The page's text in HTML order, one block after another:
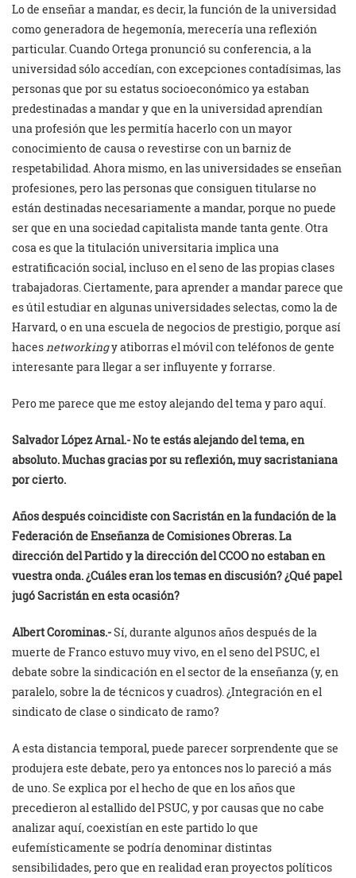
Lo de enseñar a mandar, es decir, la función de la universidad
como generadora de hegemonía, merecería una reflexión
particular. Cuando Ortega pronunció su conferencia, a la
universidad sólo accedían, con excepciones contadísimas, las
personas que por su estatus socioeconómico ya estaban
predestinadas a mandar y que en la universidad aprendían
una profesión que les permitía hacerlo con un mayor
conocimiento de causa o revestirse con un barniz de
respetabilidad. Ahora mismo, en las universidades se enseñan
profesiones, pero las personas que consiguen titularse no
están destinadas necesariamente a mandar, porque no puede
ser que en una sociedad capitalista mande tanta gente. Otra
cosa es que la titulación universitaria implica una
estratificación social, incluso en el seno de las propias clases
trabajadoras. Ciertamente, para aprender a mandar parece que
es útil estudiar en algunas universidades selectas, como la de
Harvard, o en una escuela de negocios de prestigio, porque así
hacesnetworkingy atiborras el móvil con teléfonos de gente
interesante para llegar a ser influyente y forrarse.
Pero me parece que me estoy alejando del tema y paro aquí.
Salvador López Arnal.-No te estás alejando del tema, en
absoluto. Muchas gracias por su reflexión, muy sacristaniana
por cierto.
Años después coincidiste con Sacristánen la fundación de la
Federación de Enseñanza de Comisiones Obreras. La
dirección del Partido y la dirección del CCOO no estaban en
vuestra onda. ¿Cuáles eran los temas en discusión? ¿Qué papel
jugó Sacristán en esta ocasión?
Albert Corominas.-Sí, durante algunos años después de la
muerte de Franco estuvo muy vivo, en el seno del PSUC, el
debate sobre la sindicación en el sector de la enseñanza (y, en
paralelo, sobre la de técnicos y cuadros). ¿Integración en el
sindicato de clase o sindicato de ramo?
A esta distancia temporal, puede parecer sorprendente que se
produjera este debate, pero ya entonces nos lo pareció a más
de uno. Se explica por el hecho de que en los años que
precedieron al estallido del PSUC, y por causas que no cabe
analizar aquí, coexistían en este partido lo que
eufemísticamente se podría denominar distintas
sensibilidades, pero que en realidad eran proyectos políticos